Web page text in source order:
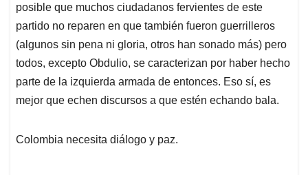
posible que muchos ciudadanos fervientes de este
partido no reparen en que también fueron guerrilleros
(algunos sin pena ni gloria, otros han sonado más) pero
todos, excepto Obdulio, se caracterizan por haber hecho
parte de la izquierda armada de entonces. Eso sí, es
mejor que echen discursos a que estén echando bala.
Colombia necesita diálogo y paz.